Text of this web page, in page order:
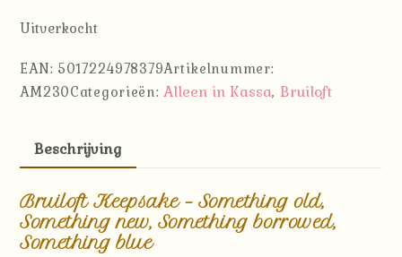
Uitverkocht
EAN: 5017224978379Artikelnummer:
AM230Categorieën:Alleen in Kassa, Bruiloft
Beschrijving
Bruiloft Keepsake – Something old,
Something new, Something borrowed,
Something blue